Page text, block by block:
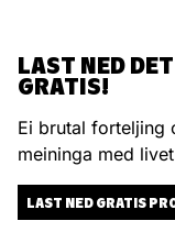
LAST NED
GRATIS!
Ei brutal forteljing
meininga med
LAST NED GRATIS